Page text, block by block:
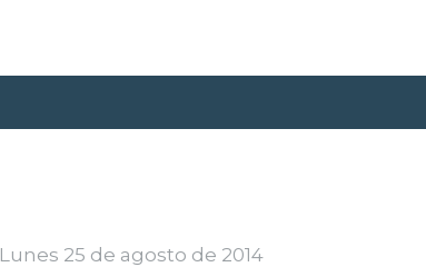
Lunes 25 de agosto de 2014